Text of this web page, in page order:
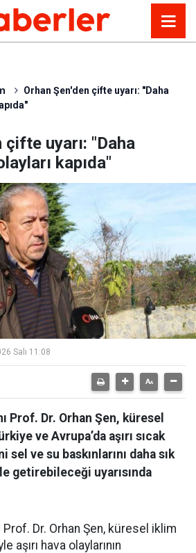
Orhan Şen'den çifte uyarı: "Daha
çifte uyarı: "Daha
kapıda"
Salı 11:08
Prof. Dr. Orhan Şen, küresel
ve Avrupa’da aşırı sıcak
sel ve su baskınlarını daha sık
getirebileceği uyarısında
Dr. Orhan Şen, küresel iklim
aşırı hava olaylarının